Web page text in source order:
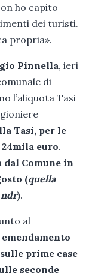
ho capito
dei turisti.
propria».
Pinnella, ieri
di
l’aliquota Tasi
Tasi, per le
euro.
dal Comune in
(quella
ndr).
al
prime case
seconde